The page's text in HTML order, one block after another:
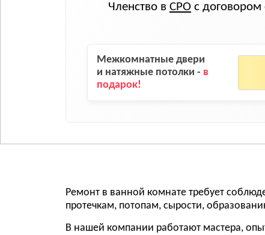
Членство в СРО с договором
Межкомнатные двери
и натяжные потолки - в
подарок!
Ремонт в ванной комнате требует
протечкам, потопам, сырости,
В нашей компании работают мастера,